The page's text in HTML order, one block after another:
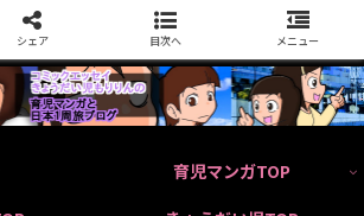
育児マンガTOP
シェア 目次へ メニュー